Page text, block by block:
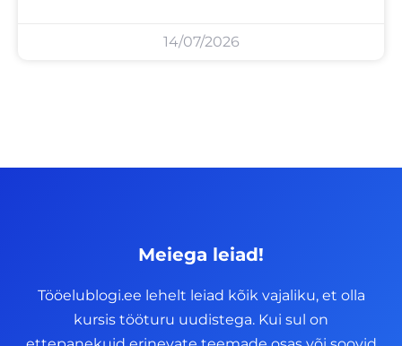
14/07/2026
Meiega leiad!
Tööelublogi.ee lehelt leiad kõik vajaliku, et olla
kursis tööturu uudistega. Kui sul on